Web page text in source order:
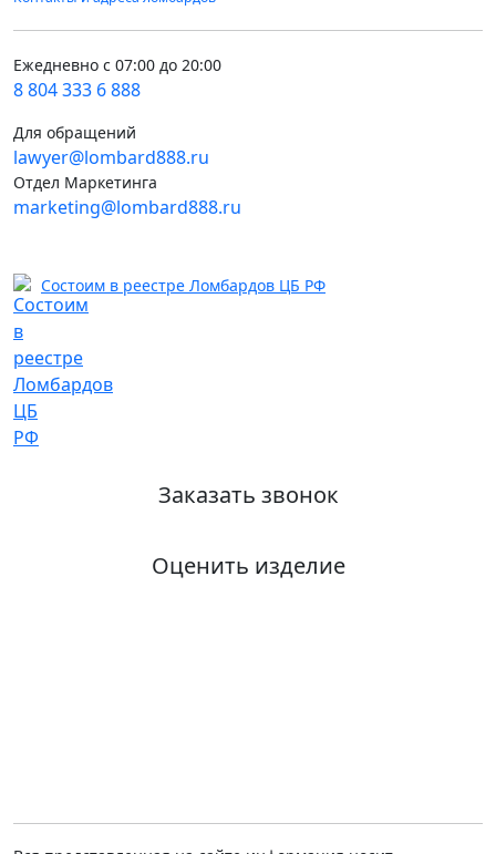
Ежедневно с 07:00 до 20:00
8 804 333 6 888
Для обращений
lawyer@lombard888.ru
Отдел Маркетинга
marketing@lombard888.ru
Состоим в реестре Ломбардов ЦБ РФ
Заказать звонок
Оценить изделие